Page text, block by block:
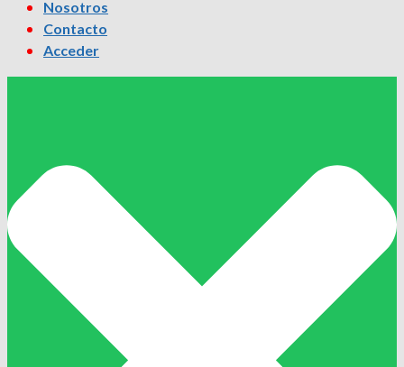
Nosotros
Contacto
Acceder